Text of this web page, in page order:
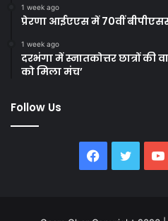
1 week ago
प्रेरणा आईएएस में 70वीं
1 week ago
दरभंगा में स्नातकोत्तर छात्रों की
को मिला मंच’
Follow Us
Facebook
Twitter